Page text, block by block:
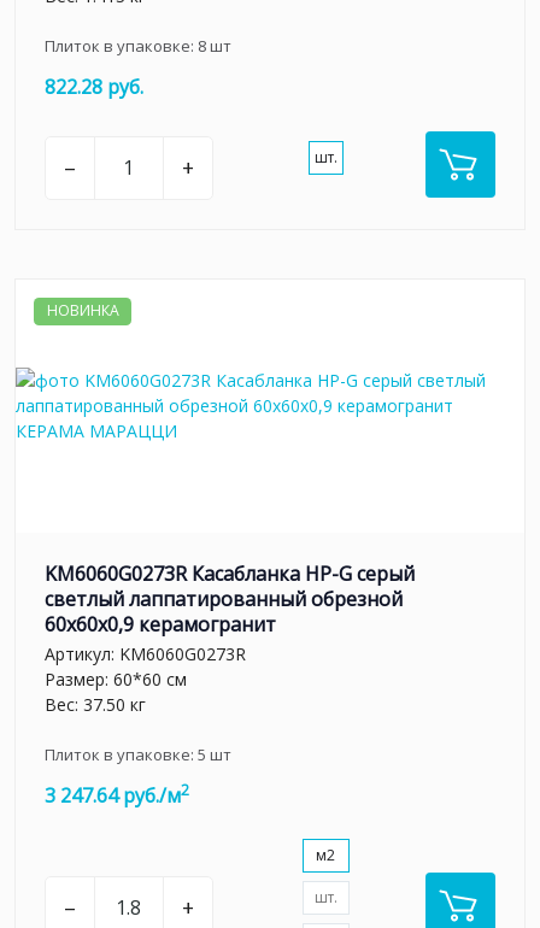
Плиток в упаковке: 8шт
822.28 руб.
– + шт.
НОВИНКА
KM6060G0273R Касабланка HP-G серый
светлый лаппатированный обрезной
60x60x0,9 керамогранит
Артикул: KM6060G0273R
Размер: 60*60 см
Вес: 37.50 кг
Плиток в упаковке: 5 шт
3 247.64 руб./м2
– +
м2
шт.